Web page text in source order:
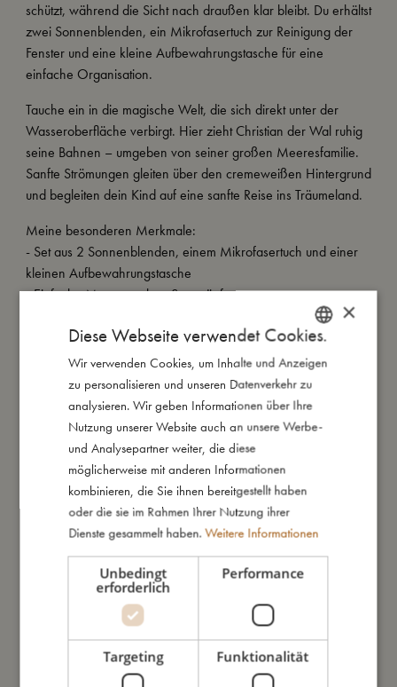
schützt, während die Sicht nach draußen klar bleibt. Du erhältst
zwei Sonnenblenden, ein Mikrofasertuch zur Reinigung der
Fenster und eine kleine Aufbewahrungstasche für eine
einfache Organisation.
Tauche ein in die magische Welt, die sich direkt unter der
Wasseroberfläche verbirgt. Hier zieht Christian der Wal ruhig
seine Bahnen – umgeben von seiner großen Meeresfamilie.
Sanfte Strömungen gleiten über den cremeweißen Hintergrund
und begleiten dein Kind auf eine sanfte Reise ins Träumeland.
Meine besonderen Merkmale:
- Set aus 2 Sonnenblenden, einem Mikrofasertuch und einer
kleinen Aufbewahrungstasche
- Einfache Montage ohne Saugnäpfe
- UPF 50, während die Sicht nach draußen erhalten bleibt
So groß bin ich
Daraus bin ich gemacht
So kannst Du mich pflegen
Meine Daten
Das könnte dir auch gefallen
DANISH
ENGLISH
GERMAN
×
Diese Webseite verwendet Cookies.
Wir verwenden Cookies, um Inhalte und Anzeigen
zu personalisieren und unseren Datenverkehr zu
analysieren. Wir geben Informationen über Ihre
Nutzung unserer Website auch an unsere Werbe-
und Analysepartner weiter, die diese
möglicherweise mit anderen Informationen
kombinieren, die Sie ihnen bereitgestellt haben
oder die sie im Rahmen Ihrer Nutzung ihrer
Dienste gesammelt haben. Weitere Informationen
Unbedingt
erforderlich
Performance
Targeting Funktionalität